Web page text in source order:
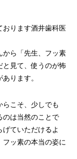
おります酒井歯科医
から「先生、フッ素
と見て、使うのが怖
ります。
こそ、少しでも
のは当然のことで
ていただけるよ
フッ素の本当の姿に